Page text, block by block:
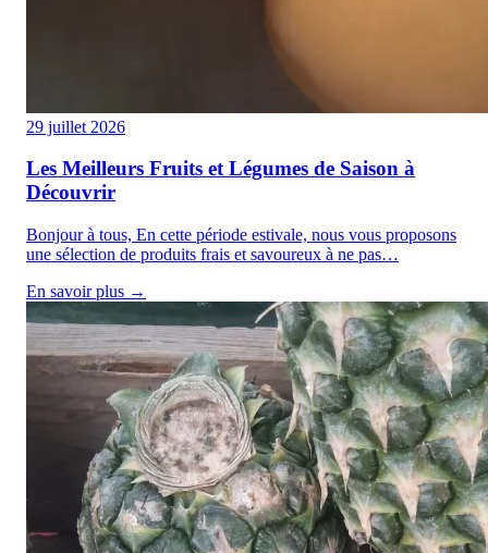
29 juillet 2026
Les Meilleurs Fruits et Légumes de Saison à
Découvrir
Bonjour à tous, En cette période estivale, nous vous proposons
une sélection de produits frais et savoureux à ne pas…
En savoir plus →